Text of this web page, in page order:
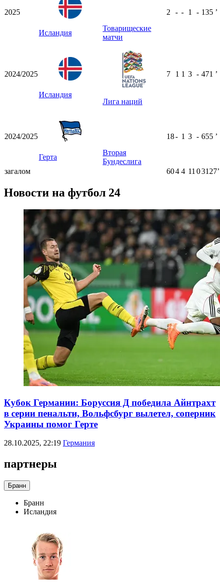
2025
Исландия
Товарищеские
матчи
2 - - 1 - 135 ʼ
2024/2025
Исландия
Лига наций
7 1 1 3 - 471 ʼ
2024/2025
Герта
Вторая
Бундеслига
18- 1 3 - 655 ʼ
загалом 604 4 11 03127ʼ
Новости на футбол 24
Кубок Германии: Боруссия Д победила Айнтрахт
в серии пенальти, Вольфсбург вылетел, соперник
Украины помог Герте
28.10.2025, 22:19 Германия
партнеры
Бранн
Бранн
Исландия